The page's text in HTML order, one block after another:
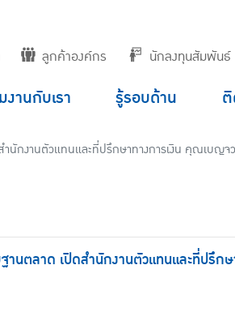
ลูกค้าองค์กร นักลงทุนสัมพันธ์
งานกับเรา รู้รอบด้าน
ำนักงานตัวแทนและที่ปรึกษาทางการเงิน คุณเบ
านตลาด เปิดสำนักงานตัวแทนและที่ปรึ